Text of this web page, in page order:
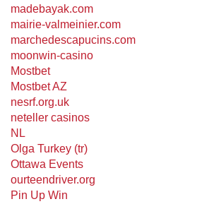
madebayak.com
mairie-valmeinier.com
marchedescapucins.com
moonwin-casino
Mostbet
Mostbet AZ
nesrf.org.uk
neteller casinos
NL
Olga Turkey (tr)
Ottawa Events
ourteendriver.org
Pin Up Win